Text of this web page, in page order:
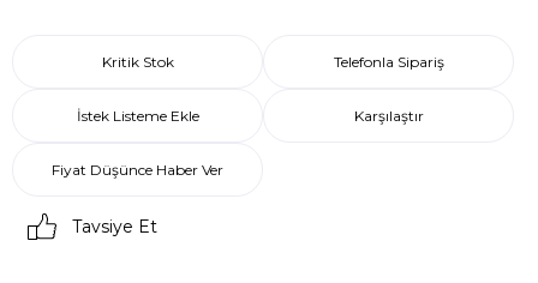
Kritik Stok Telefonla Sipariş
İstek Listeme Ekle Karşılaştır
Fiyat Düşünce Haber Ver
Tavsiye Et